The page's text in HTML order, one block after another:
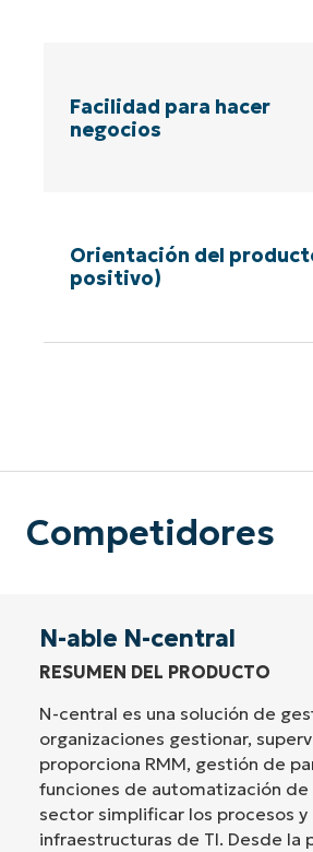
Facilidad para hacer
negocios
Orientación del
positivo)
Competidores
N-able N-central
RESUMEN DEL PRODUCTO
N-central es una solución de
organizaciones gestionar,
proporciona RMM, gestión de
funciones de automatización
sector simplificar los procesos
infraestructuras de TI. Desde la